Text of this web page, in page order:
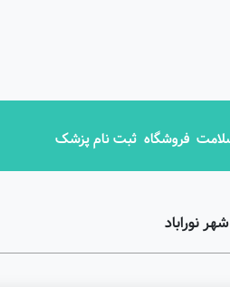
فروشگاه ثبت نام پزشک
نوراباد